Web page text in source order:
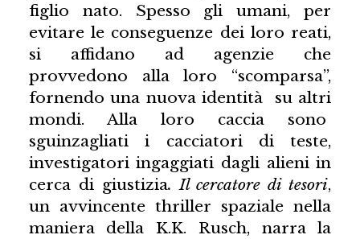
figlio nato. Spesso gli umani, per
evitare le conseguenze dei loro reati,
si affidano ad agenzie che
provvedono alla loro “scomparsa”,
fornendo una nuova identità su altri
mondi. Alla loro caccia sono
sguinzagliati i cacciatori di teste,
investigatori ingaggiati dagli alieni in
cerca di giustizia. Il cercatore di tesori,
un avvincente thriller spaziale nella
maniera della K.K. Rusch, narra la